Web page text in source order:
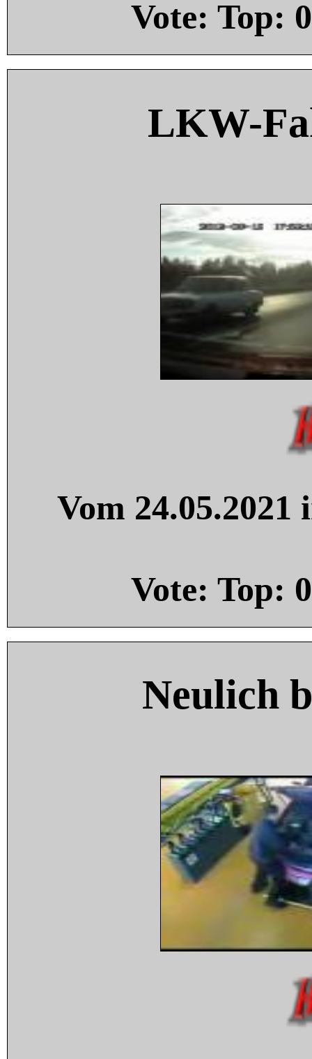
Vote: Top: 0
LKW-
Vom
Vote: Top: 0
Neulich